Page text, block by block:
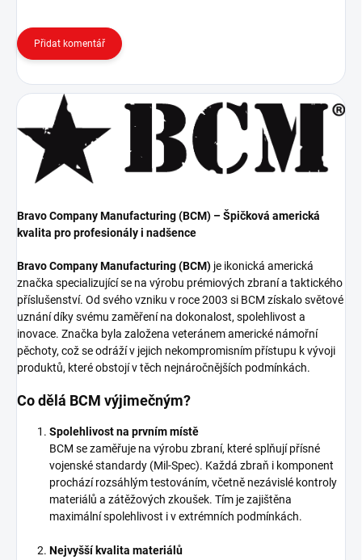
Přidat komentář
Bravo Company Manufacturing (BCM) – Špičková americká
kvalita pro profesionály i nadšence
Bravo Company Manufacturing (BCM) je ikonická americká
značka specializující se na výrobu prémiových zbraní a taktického
příslušenství. Od svého vzniku v roce 2003 si BCM získalo světové
uznání díky svému zaměření na dokonalost, spolehlivost a
inovace. Značka byla založena veteránem americké námořní
pěchoty, což se odráží v jejich nekompromisním přístupu k vývoji
produktů, které obstojí v těch nejnáročnějších podmínkách.
Co dělá BCM výjimečným?
Spolehlivost na prvním místě
BCM se zaměřuje na výrobu zbraní, které splňují přísné
vojenské standardy (Mil-Spec). Každá zbraň i komponent
prochází rozsáhlým testováním, včetně nezávislé kontroly
materiálů a zátěžových zkoušek. Tím je zajištěna
maximální spolehlivost i v extrémních podmínkách.
Nejvyšší kvalita materiálů